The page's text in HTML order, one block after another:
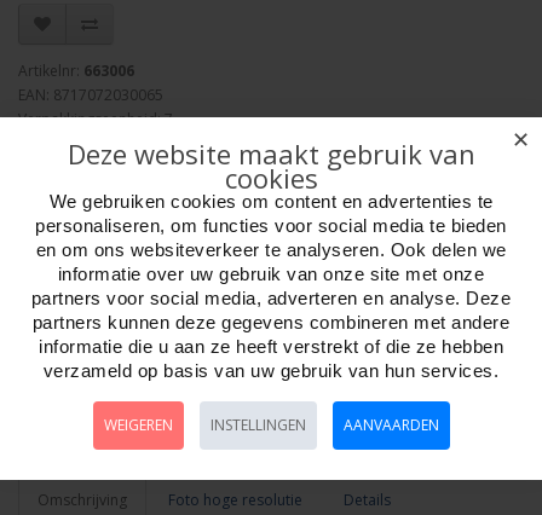
Artikelnr: 663006
EAN: 8717072030065
Verpakkingseenheid: 7
Minimum afname: 1
HOT Games
Week ?
Aantal
Bestellen
Omschrijving Foto hoge resolutie Details
✕
Deze website maakt gebruik van
cookies
We gebruiken cookies om content en advertenties te
personaliseren, om functies voor social media te bieden
en om ons websiteverkeer te analyseren. Ook delen we
informatie over uw gebruik van onze site met onze
partners voor social media, adverteren en analyse. Deze
partners kunnen deze gegevens combineren met andere
informatie die u aan ze heeft verstrekt of die ze hebben
verzameld op basis van uw gebruik van hun services.
WEIGEREN INSTELLINGEN AANVAARDEN